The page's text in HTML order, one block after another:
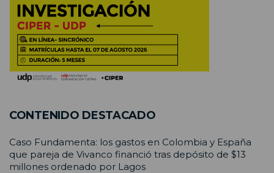
CONTENIDO DESTACADO
Caso Fundamenta: los gastos en Colombia y España
que pareja de Vivanco financió tras depósito de $13
millones ordenado por Lagos